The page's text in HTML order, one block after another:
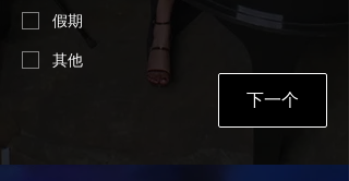
假期
其他
下一个